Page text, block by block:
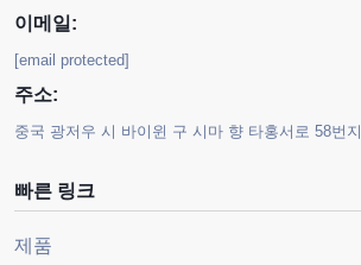
이메일:
[email protected]
주소:
중국 광저우 시 바이윈 구 시마 향 타홍서로 58번지
빠른 링크
제품